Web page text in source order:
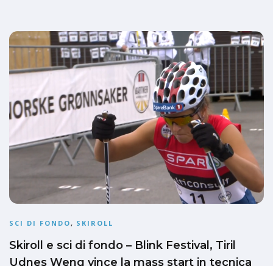
SCI DI FONDO, SKIROLL
Skiroll e sci di fondo – Blink Festival, Tiril
Udnes Weng vince la mass start in tecnica